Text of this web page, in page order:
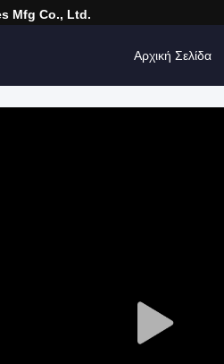
Mfg Co., Ltd.
Αρχική Σελίδα
Play